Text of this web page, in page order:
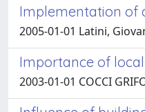
Implementation of
2005-01-01 Latini,
Importance of
2003-01-01 COCCI